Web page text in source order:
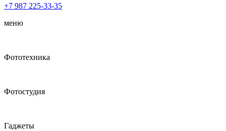
+7 987 225-33-35
меню
Фототехника
Фотостудия
Гаджеты